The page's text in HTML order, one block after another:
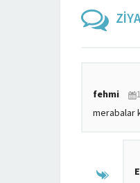
fehmi
merabalar